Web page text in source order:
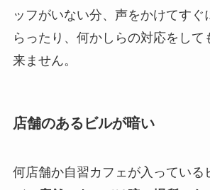
ッフがいない分、声をかけてすぐ
らったり、何かしらの対応をして
来ません。
店舗のあるビルが暗い
何店舗か自習カフェが入っている